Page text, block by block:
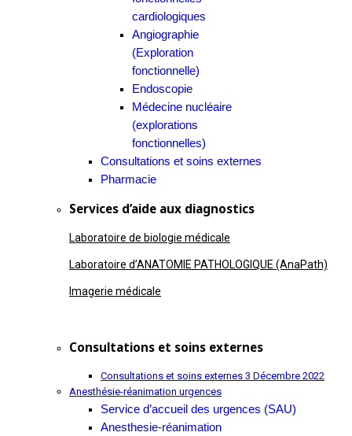
cardiologiques
Angiographie
(Exploration
fonctionnelle)
Endoscopie
Médecine nucléaire
(explorations
fonctionnelles)
Consultations et soins externes
Pharmacie
Services d’aide aux diagnostics
Laboratoire de biologie médicale
Laboratoire d’ANATOMIE PATHOLOGIQUE (AnaPath)
Imagerie médicale
Consultations et soins externes
Consultations et soins externes 3 Décembre 2022
Anesthésie-réanimation urgences
Service d’accueil des urgences (SAU)
Anesthesie-réanimation